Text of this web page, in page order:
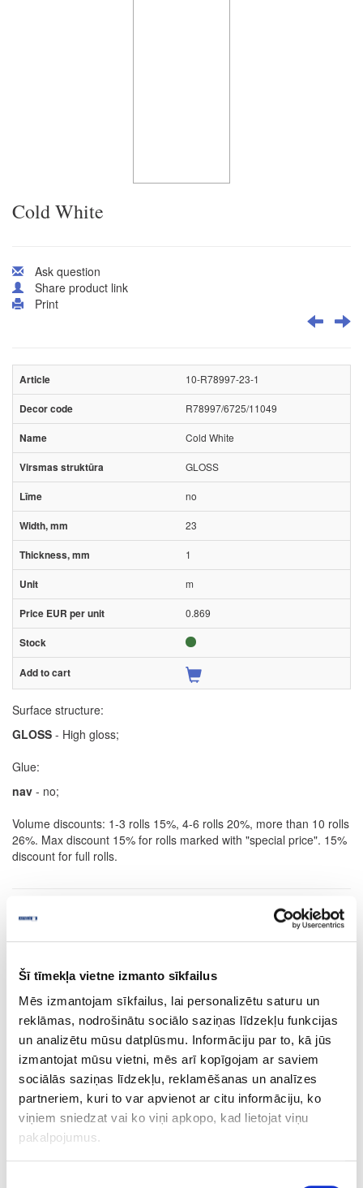
Šī tīmekļa vietne izmanto sīkfailus
Mēs izmantojam sīkfailus, lai personalizētu saturu un
reklāmas, nodrošinātu sociālo saziņas līdzekļu funkcijas
un analizētu mūsu datplūsmu. Informāciju par to, kā jūs
izmantojat mūsu vietni, mēs arī kopīgojam ar saviem
sociālās saziņas līdzekļu, reklamēšanas un analīzes
partneriem, kuri to var apvienot ar citu informāciju, ko
viņiem sniedzat vai ko viņi apkopo, kad lietojat viņu
pakalpojumus.
Cold White
Ask question
Share product link
Print
10-R78997-23-1
R78997/6725/11049
Cold White
GLOSS
no
23
1
m
0.869
Surface structure:
GLOSS - High gloss;
Glue:
nav - no;
Volume discounts: 1-3 rolls 15%, 4-6 rolls 20%, more than 10 rolls
26%. Max discount 15% for rolls marked with "special price". 15%
discount for full rolls.
Board materials Edge bandings
bandings
10-R78997-23-1.2-PRO
Cold White